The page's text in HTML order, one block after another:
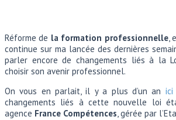
Réforme de la formation professionnelle,
continue sur ma lancée des dernières
parler encore de changements liés à la
choisir son avenir professionnel.
On vous en parlait, il y a plus d’un an ici
changements liés à cette nouvelle loi
agence France Compétences, gérée par